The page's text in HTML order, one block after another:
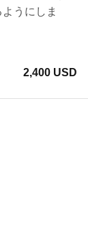
うにしま
2,400 USD